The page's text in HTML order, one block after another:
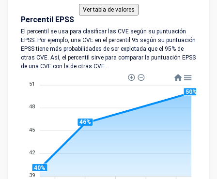
Percentil EPSS
El percentil se usa para clasificar las CVE según su puntuación
EPSS. Por ejemplo, una CVE en el percentil 95 según su puntuación
EPSS tiene más probabilidades de ser explotada que el 95% de
otras CVE. Así, el percentil sirve para comparar la puntuación EPSS
de una CVE con la de otras CVE.
51
48
45
42
39
40%
46%
50%